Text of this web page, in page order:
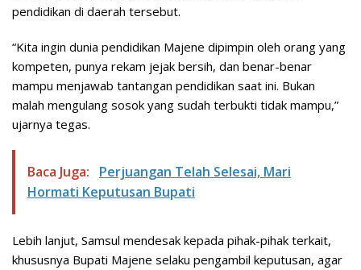
pendidikan di daerah tersebut.
“Kita ingin dunia pendidikan Majene dipimpin oleh orang yang
kompeten, punya rekam jejak bersih, dan benar-benar
mampu menjawab tantangan pendidikan saat ini. Bukan
malah mengulang sosok yang sudah terbukti tidak mampu,”
ujarnya tegas.
Baca Juga:
Perjuangan Telah Selesai, Mari
Hormati Keputusan Bupati
Lebih lanjut, Samsul mendesak kepada pihak-pihak terkait,
khususnya Bupati Majene selaku pengambil keputusan, agar